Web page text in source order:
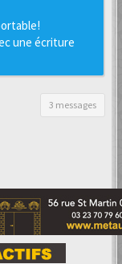
une écriture
3 messages